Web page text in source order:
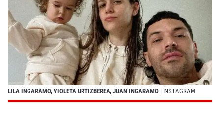
LILA INGARAMO, VIOLETA URTIZBEREA, JUAN INGARAMO | INSTAGRAM